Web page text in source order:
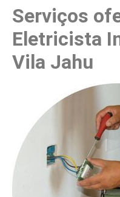
Serviços
Eletricista
Vila Jahu